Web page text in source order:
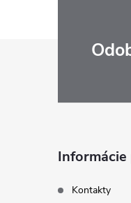
Informácie
Kontakty